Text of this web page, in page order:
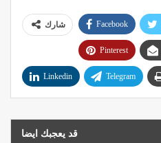
شارك Facebook
Pinterest
Linkedin Telegram
قد يعجبك ايضا